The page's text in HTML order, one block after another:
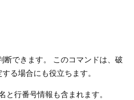
できます。 このコマンドは、破
る場合にも役立ちます。
行番号情報も含まれます。